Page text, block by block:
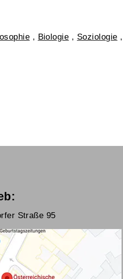
, Biologie , Soziologie ,
Straße 95